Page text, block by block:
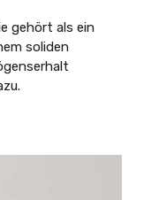
gehört als ein
soliden